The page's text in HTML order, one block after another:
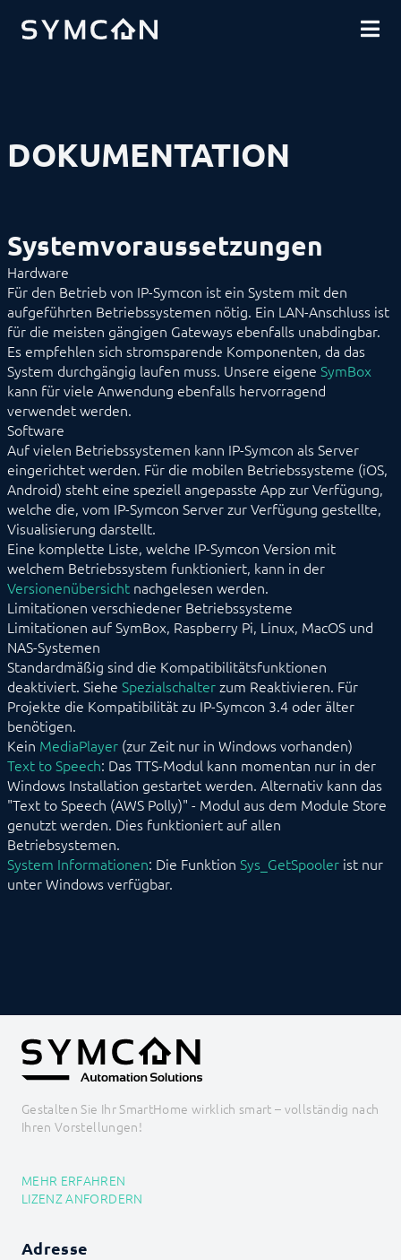
COMMUNITY
DOKUMENTATION
EINFÜHRUNG
Systemvoraussetzungen
Video-Tutorials
GRUNDLAGEN
KOMPONENTEN
VORGEHENSWEISEN
MODULREFERENZ
BEFEHLSREFERENZ
ENTWICKLERBEREICH
Systemvoraussetzungen
Hardware
Für den Betrieb von IP-Symcon ist ein System mit den
aufgeführten Betriebssystemen nötig. Ein LAN-Anschluss ist
für die meisten gängigen Gateways ebenfalls unabdingbar.
Es empfehlen sich stromsparende Komponenten, da das
System durchgängig laufen muss. Unsere eigene SymBox
kann für viele Anwendung ebenfalls hervorragend
verwendet werden.
Software
Auf vielen Betriebssystemen kann IP-Symcon als Server
eingerichtet werden. Für die mobilen Betriebssysteme (iOS,
Android) steht eine speziell angepasste App zur Verfügung,
welche die, vom IP-Symcon Server zur Verfügung gestellte,
Visualisierung darstellt.
Eine komplette Liste, welche IP-Symcon Version mit
welchem Betriebssystem funktioniert, kann in der
Versionenübersicht nachgelesen werden.
Limitationen verschiedener Betriebssysteme
Limitationen auf SymBox, Raspberry Pi, Linux, MacOS und
NAS-Systemen
Standardmäßig sind die Kompatibilitätsfunktionen
deaktiviert. Siehe Spezialschalterzum Reaktivieren. Für
Projekte die Kompatibilität zu IP-Symcon 3.4 oder älter
benötigen.
Kein MediaPlayer (zur Zeit nur in Windows vorhanden)
Text to Speech: Das TTS-Modul kann momentan nur in der
Windows Installation gestartet werden. Alternativ kann das
"Text to Speech (AWS Polly)" - Modul aus dem Module Store
genutzt werden. Dies funktioniert auf allen
Betriebsystemen.
System Informationen: Die Funktion Sys_GetSpooler ist nur
unter Windows verfügbar.
Gestalten Sie Ihr SmartHome wirklich smart – vollständig nach
Ihren Vorstellungen!
MEHR ERFAHREN
LIZENZ ANFORDERN
Adresse